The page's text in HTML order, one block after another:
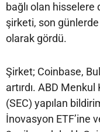
bağlı olan hisselere
şirketi, son
olarak gördü.
Şirket; Coinbase,
artırdı. ABD
(SEC) yapılan
İnovasyon ETF’ine